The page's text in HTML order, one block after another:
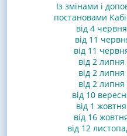
Із змінами і
постановами
від 4
від 11
від 11
від 2
від 2
від 2
від 10
від 1
від 16
від 12